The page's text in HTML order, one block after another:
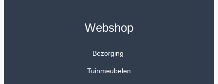
Webshop
Bezorging
Tuinmeubelen